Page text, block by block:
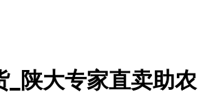
_陕大专家直卖助农